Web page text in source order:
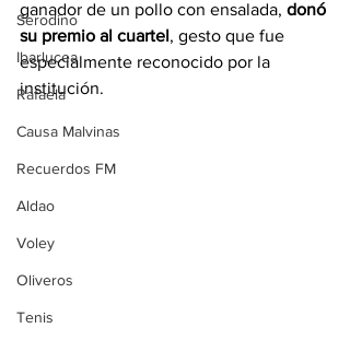
Serodino
Ibarlucea
Rafaela
Causa Malvinas
Recuerdos FM
Aldao
Voley
Oliveros
Tenis
ganador de un pollo con ensalada, donó
su premio al cuartel, gesto que fue
especialmente reconocido por la
institución.